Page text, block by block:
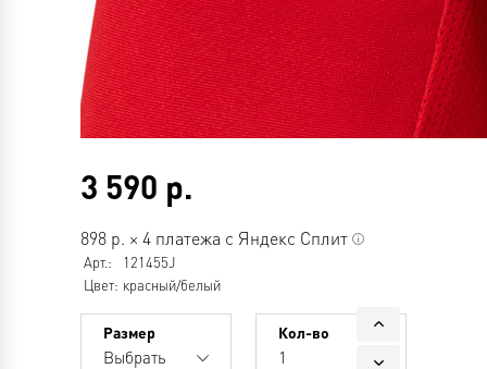
3 590 р.
898 р. × 4 платежа с Яндекс Сплит
Арт.:
121455J
Цвет: красный/белый
Размер
Выбрать
Кол-во
1